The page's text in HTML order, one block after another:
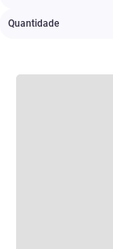
Quantidade